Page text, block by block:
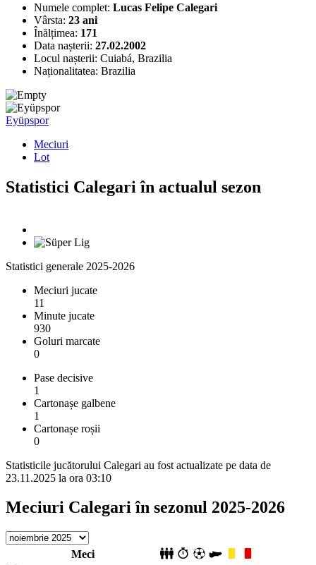
Numele complet: Lucas Felipe Calegari
Vârsta: 23 ani
Înălțimea: 171
Data nașterii: 27.02.2002
Locul nașterii: Cuiabá, Brazilia
Naționalitatea: Brazilia
Eyüpspor
Meciuri
Lot
Statistici Calegari în actualul sezon
Statistici generale 2025-2026
Meciuri jucate
11
Minute jucate
930
Goluri marcate
0
Pase decisive
1
Cartonașe galbene
1
Cartonașe roșii
0
Statisticile jucătorului Calegari au fost actualizate pe data de
23.11.2025 la ora 03:10
Meciuri Calegari în sezonul 2025-2026
Meci